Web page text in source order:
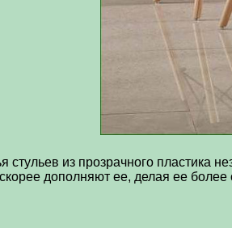
стульев из прозрачного пластика
дополняют ее, делая ее более